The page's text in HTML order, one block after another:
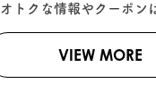
オトクな情報やクーポン
VIEW MORE